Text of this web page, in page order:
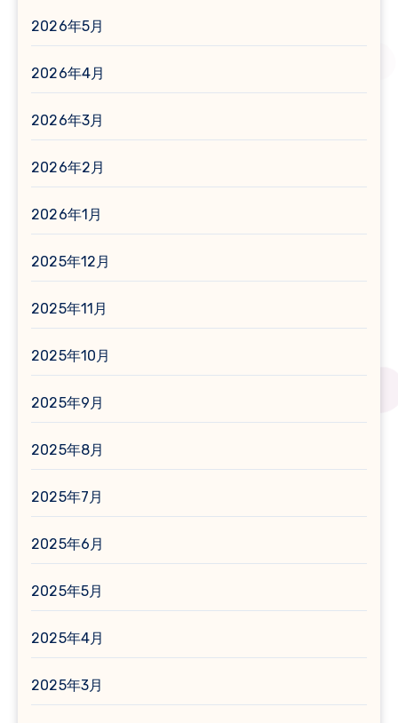
2026年5月
2026年4月
2026年3月
2026年2月
2026年1月
2025年12月
2025年11月
2025年10月
2025年9月
2025年8月
2025年7月
2025年6月
2025年5月
2025年4月
2025年3月